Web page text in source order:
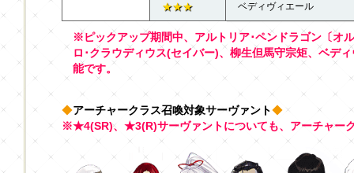
★★★ ベディヴィエール
※ピックアップ期間中、アルトリア･ペンドラゴン〔オ
ロ･クラウディウス(セイバー)、柳生但馬守宗矩、ベデ
能です。
◆アーチャークラス召喚対象サーヴァント◆
※★4(SR)、★3(R)サーヴァントについても、アーチャー